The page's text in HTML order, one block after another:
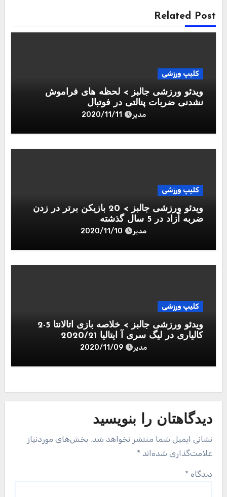
Related Post
کلیپ ورزشی
ویدئو ورزشی جالبز > لحظه های فراموش
نشدنی ضربات پنالتی در فوتبال
مدیر 2020/11/11
کلیپ ورزشی
ویدئو ورزشی جالبز > 20 بازیکن برتر در زدن
ضربه آزاد در 5 سال گذشته
مدیر 2020/11/10
کلیپ ورزشی
ویدئو ورزشی جالبز > خلاصه بازی آتالانتا 5-2
کالیاری در لیگ سری آ ایتالیا 2020/21
مدیر 2020/11/09
دیدگاهتان را بنویسید
نشانی ایمیل شما منتشر نخواهد شد. بخش‌های موردنیاز
علامت‌گذاری شده‌اند *
دیدگاه *